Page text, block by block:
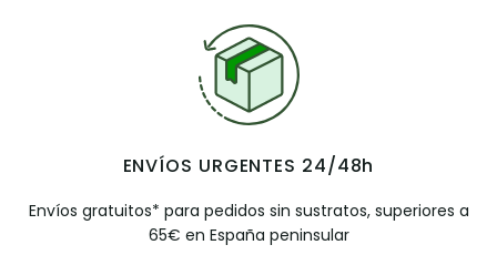
ENVÍOS URGENTES 24/48h
Envíos gratuitos* para pedidos sin sustratos, superiores a
65€ en España peninsular